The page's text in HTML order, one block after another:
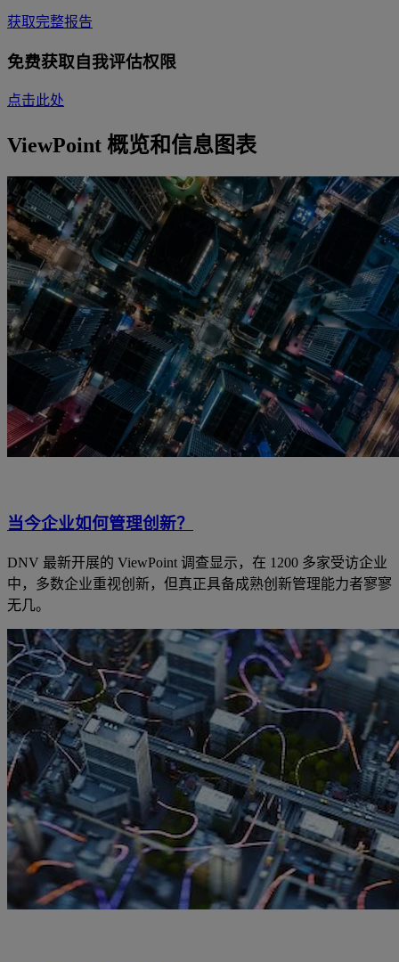
获取完整报告
免费获取自我评估权限
点击此处
ViewPoint 概览和信息图表
当今企业如何管理创新？
DNV 最新开展的 ViewPoint 调查显示，在 1200 多家受访企业
中，多数企业重视创新，但真正具备成熟创新管理能力者寥寥
无几。